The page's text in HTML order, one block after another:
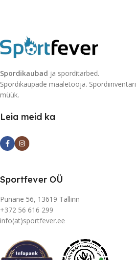
Spordikaubad ja sporditarbed.
Spordikaupade maaletooja. Spordiinventari
müük.
Leia meid ka
Sportfever OÜ
Punane 56, 13619 Tallinn
+372 56 616 299
info(at)sportfever.ee